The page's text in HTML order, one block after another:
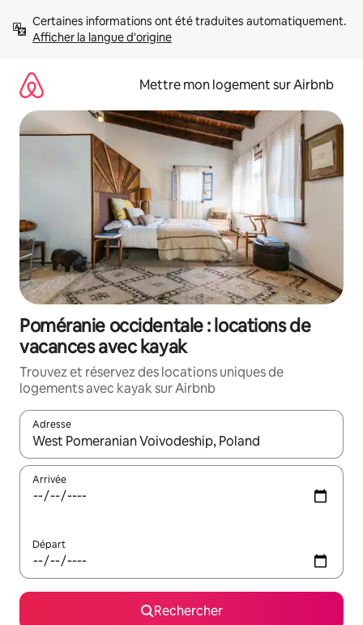
directement
Afficher la langue d'origine
Mettre mon logement sur Airbnb
Poméranie occidentale : locations de
vacances avec kayak
Trouvez et réservez des locations uniques de
logements avec kayak sur Airbnb
Adresse
Lorsque les résultats s'affichent, utilisez les flèches vers le
Arrivée
Départ
Rechercher